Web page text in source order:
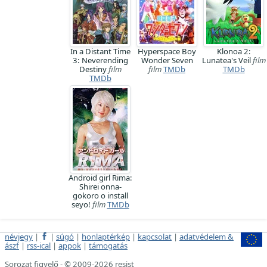
In a Distant Time
3: Neverending
Destinyfilm
TMDb
Hyperspace Boy
Wonder Seven
filmTMDb
Klonoa 2:
Lunatea's Veilfilm
TMDb
Android girl Rima:
Shirei onna-
gokoro o install
seyo! filmTMDb
névjegy | | súgó | honlaptérkép | kapcsolat | adatvédelem &
ászf | rss-ical | appok | támogatás
Sorozat figyelő - © 2009-2026 resist